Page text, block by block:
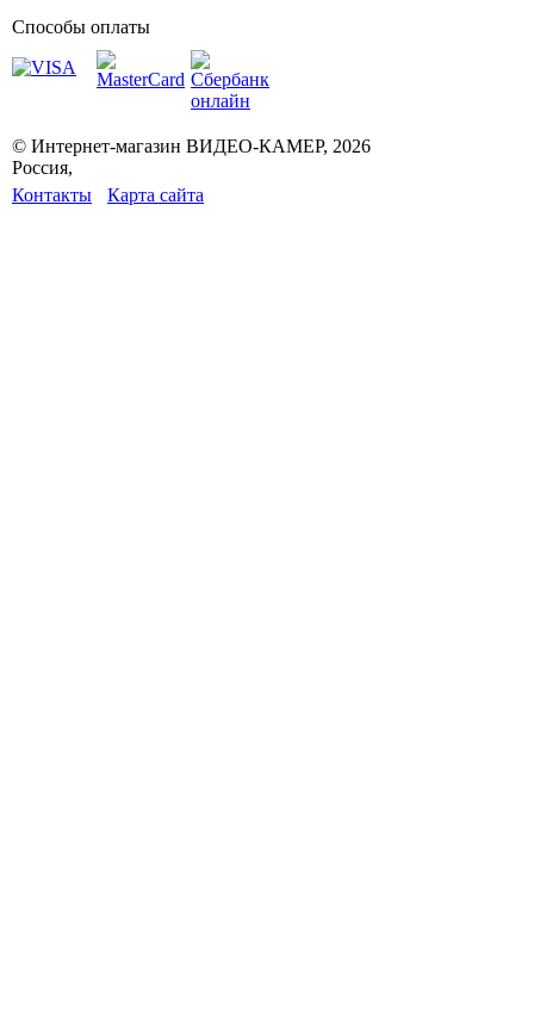
Способы оплаты
© Интернет-магазин ВИДЕО-КАМЕР, 2026
Россия,
Контакты
Карта сайта